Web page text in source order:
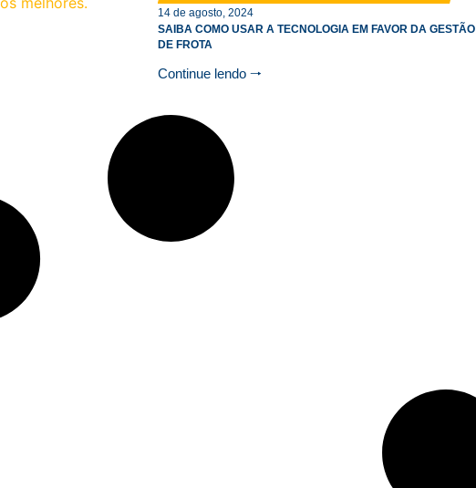
14 de agosto, 2024
SAIBA COMO USAR A TECNOLOGIA EM FAVOR DA GESTÃO
DE FROTA
Continue lendo 🠒